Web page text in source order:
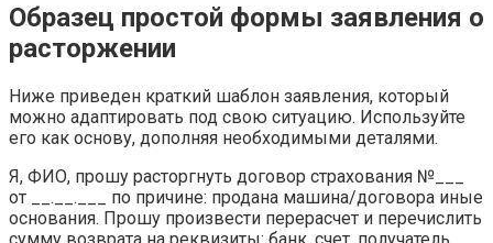
Образец простой формы заявления о
расторжении
Ниже приведен краткий шаблон заявления, который
можно адаптировать под свою ситуацию. Используйте
его как основу, дополняя необходимыми деталями.
Я, ФИО, прошу расторгнуть договор страхования №___
от __.__.___ по причине: продана машина/договора иные
основания. Прошу произвести перерасчет и перечислить
сумму возврата на реквизиты: банк, счет, получатель.